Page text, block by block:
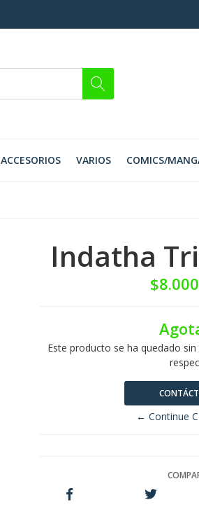
ACCESORIOS VARIOS COMICS/
Indatha
Este producto se ha quedado
← Continue